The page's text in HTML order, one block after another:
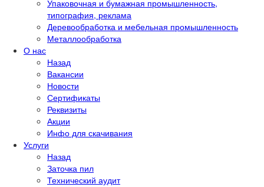
Упаковочная и бумажная промышленность,
типография, реклама
Деревообработка и мебельная промышленность
Металлообработка
О нас
Назад
Вакансии
Новости
Сертификаты
Реквизиты
Акции
Инфо для скачивания
Услуги
Назад
Заточка пил
Технический аудит